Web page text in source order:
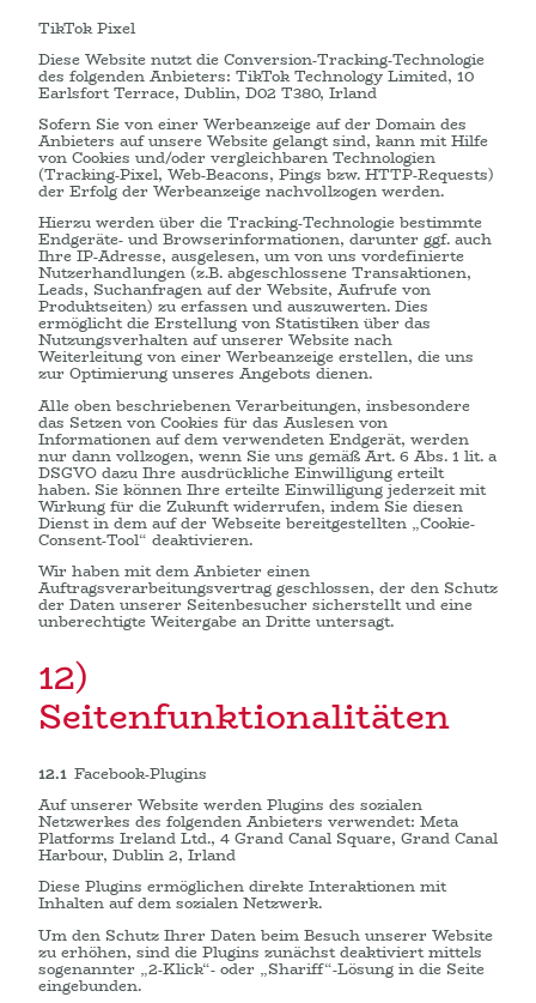
TikTok Pixel
Diese Website nutzt die Conversion-Tracking-Technologie
des folgenden Anbieters: TikTok Technology Limited, 10
Earlsfort Terrace, Dublin, D02 T380, Irland
Sofern Sie von einer Werbeanzeige auf der Domain des
Anbieters auf unsere Website gelangt sind, kann mit Hilfe
von Cookies und/oder vergleichbaren Technologien
(Tracking-Pixel, Web-Beacons, Pings bzw. HTTP-Requests)
der Erfolg der Werbeanzeige nachvollzogen werden.
Hierzu werden über die Tracking-Technologie bestimmte
Endgeräte- und Browserinformationen, darunter ggf. auch
Ihre IP-Adresse, ausgelesen, um von uns vordefinierte
Nutzerhandlungen (z.B. abgeschlossene Transaktionen,
Leads, Suchanfragen auf der Website, Aufrufe von
Produktseiten) zu erfassen und auszuwerten. Dies
ermöglicht die Erstellung von Statistiken über das
Nutzungsverhalten auf unserer Website nach
Weiterleitung von einer Werbeanzeige erstellen, die uns
zur Optimierung unseres Angebots dienen.
Alle oben beschriebenen Verarbeitungen, insbesondere
das Setzen von Cookies für das Auslesen von
Informationen auf dem verwendeten Endgerät, werden
nur dann vollzogen, wenn Sie uns gemäß Art. 6 Abs. 1 lit. a
DSGVO dazu Ihre ausdrückliche Einwilligung erteilt
haben. Sie können Ihre erteilte Einwilligung jederzeit mit
Wirkung für die Zukunft widerrufen, indem Sie diesen
Dienst in dem auf der Webseite bereitgestellten „Cookie-
Consent-Tool“ deaktivieren.
Wir haben mit dem Anbieter einen
Auftragsverarbeitungsvertrag geschlossen, der den Schutz
der Daten unserer Seitenbesucher sicherstellt und eine
unberechtigte Weitergabe an Dritte untersagt.
12)
Seitenfunktionalitäten
12.1 Facebook-Plugins
Auf unserer Website werden Plugins des sozialen
Netzwerkes des folgenden Anbieters verwendet: Meta
Platforms Ireland Ltd., 4 Grand Canal Square, Grand Canal
Harbour, Dublin 2, Irland
Diese Plugins ermöglichen direkte Interaktionen mit
Inhalten auf dem sozialen Netzwerk.
Um den Schutz Ihrer Daten beim Besuch unserer Website
zu erhöhen, sind die Plugins zunächst deaktiviert mittels
sogenannter „2-Klick“- oder „Shariff“-Lösung in die Seite
eingebunden.